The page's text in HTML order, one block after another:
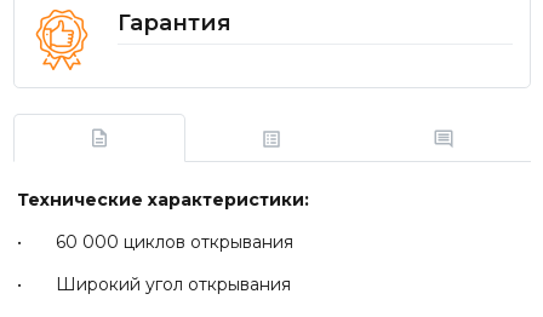
Гарантия
Технические характеристики:
• 60 000 циклов открывания
• Широкий угол открывания